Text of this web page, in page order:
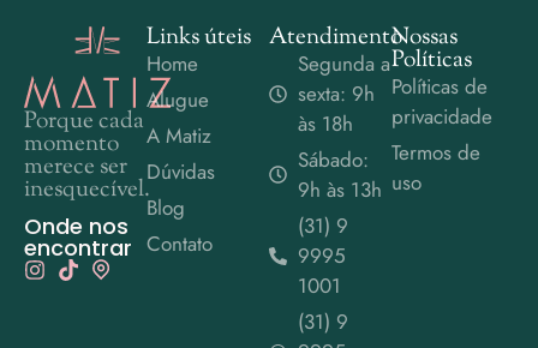
Porque cada
momento
merece ser
inesquecível.
Onde nos
encontrar
Links úteis
Home
Alugue
A Matiz
Dúvidas
Blog
Contato
Atendimento
Segunda a
sexta: 9h
às 18h
Sábado:
9h às 13h
(31) 9
9995
1001
(31) 9
Nossas
Políticas
Políticas de
privacidade
Termos de
uso